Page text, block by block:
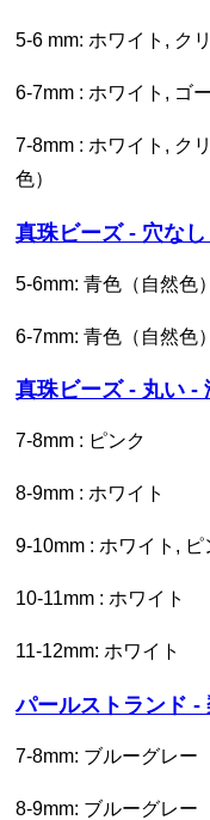
5-6 mm: ホワイト, ク
6-7mm : ホワイト, ゴ
7-8mm : ホワイト, クリームホワイト, ゴールド色（自然
色）
真珠ビーズ - 穴な
5-6mm: 青色（自然色
6-7mm: 青色（自然色
真珠ビーズ - 丸い
7-8mm : ピンク
8-9mm : ホワイト
9-10mm : ホワイト, ピ
10-11mm : ホワイト
11-12mm: ホワイト
パールストランド
7-8mm: ブルーグレー
8-9mm: ブルーグレー